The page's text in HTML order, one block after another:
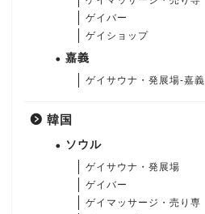
ゲイバー
ゲイショップ
嘉義
ゲイサウナ・発展場-嘉義
韓国
ソウル
ゲイサウナ・発展場
ゲイバー
ゲイマッサージ・売り専